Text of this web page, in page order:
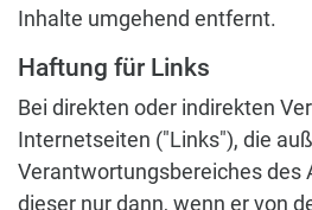
Inhalte umgehend entfernt.
Haftung für Links
Bei direkten oder indirekten
Internetseiten ("Links"), die
Verantwortungsbereiches des
dieser nur dann, wenn er von